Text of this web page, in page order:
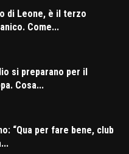
di Leone, è il terzo
Come...
si preparano per il
Cosa...
“Qua per fare bene, club